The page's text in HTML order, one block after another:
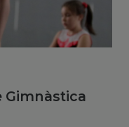
Gimnàstica